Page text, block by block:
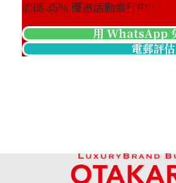
Jade brooch 78.46 ct
參考回收價
加碼35% 優惠活動進行中！
用 WhatsApp
電郵評估